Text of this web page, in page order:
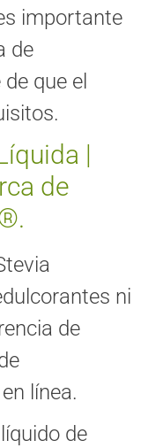
importante
de
que el
|
de
ni
de
línea.
de